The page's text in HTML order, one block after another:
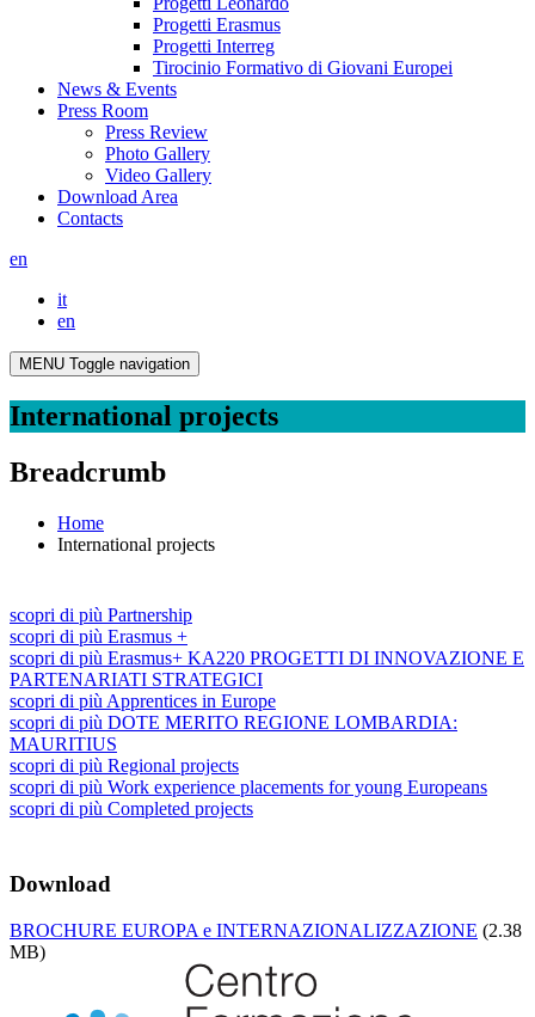
Progetti Erasmus
Progetti Interreg
Tirocinio Formativo di Giovani Europei
News & Events
Press Room
Press Review
Photo Gallery
Video Gallery
Download Area
Contacts
en
it
en
MENU Toggle navigation
International projects
Breadcrumb
Home
International projects
scopri di più Partnership
scopri di più Erasmus +
scopri di più Erasmus+ KA220 PROGETTI DI INNOVAZIONE E
PARTENARIATI STRATEGICI
scopri di più Apprentices in Europe
scopri di più DOTE MERITO REGIONE LOMBARDIA:
MAURITIUS
scopri di più Regional projects
scopri di più Work experience placements for young Europeans
scopri di più Completed projects
Download
BROCHURE EUROPA e INTERNAZIONALIZZAZIONE (2.38
MB)